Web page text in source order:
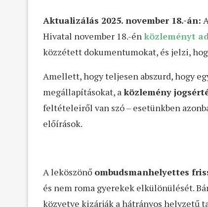
Aktualizálás 2025. november 18.-án:
Hivatal november 18.-énközleményt
közzétett dokumentumokat, és jelzi,
Amellett, hogy teljesen abszurd, hogy
megállapításokat, aközlemény
feltételeiről van szó – esetünkben
előírások.
A leköszönő ombudsmanhelyettes
és nem roma gyerekek elkülönülését.
közvetve kizárják a hátrányos helyzetű